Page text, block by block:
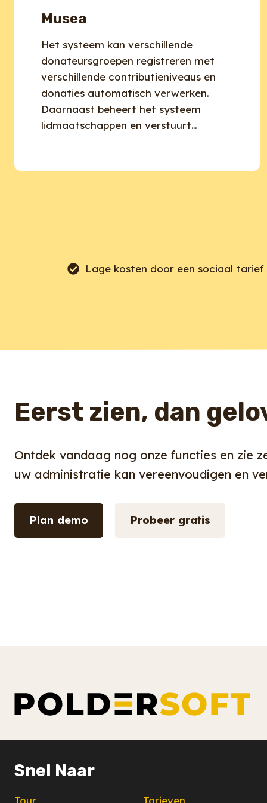
Musea
Het systeem kan verschillende
donateursgroepen registreren met
verschillende contributieniveaus en
donaties automatisch verwerken.
Daarnaast beheert het systeem
lidmaatschappen en verstuurt…
Lage kosten door een sociaal tarief
Eerst zien, dan
Ontdek vandaag nog onze functies en zie
uw administratie kan vereenvoudigen en
Plan demo Probeer gratis
Snel Naar